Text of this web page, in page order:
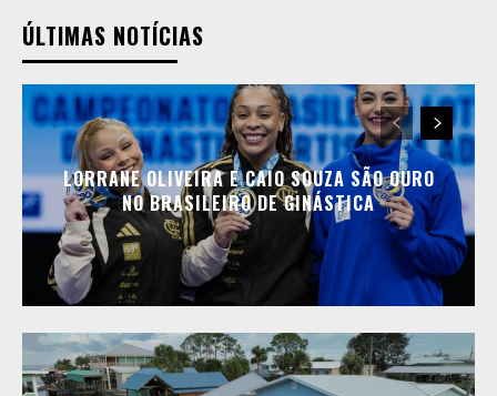
ÚLTIMAS NOTÍCIAS
LORRANE OLIVEIRA E CAIO SOUZA SÃO OURO
NO BRASILEIRO DE GINÁSTICA